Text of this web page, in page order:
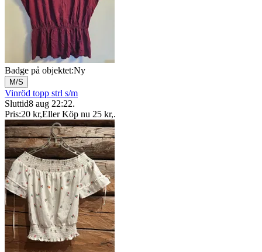
Badge på objektet:Ny
M/S
Vinröd topp strl s/m
Sluttid8 aug 22:22.
Pris:20 kr,Eller Köp nu 25 kr,.